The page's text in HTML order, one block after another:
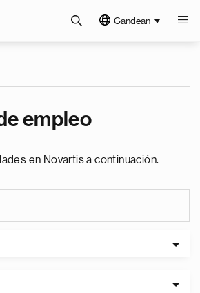
Candean
empleo
en Novartis a continuación.